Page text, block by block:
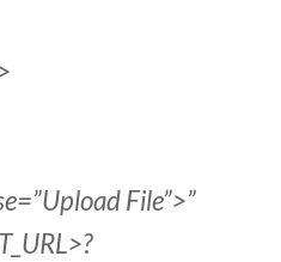
File”>”